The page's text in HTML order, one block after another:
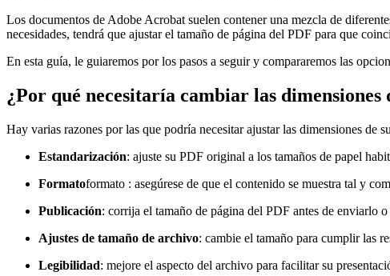
Los documentos de Adobe Acrobat suelen contener una mezcla de
necesidades, tendrá que ajustar el tamaño de página del PDF para que
En esta guía, le guiaremos por los pasos a seguir y compararemos las
¿Por qué necesitaría cambiar las dimensiones
Hay varias razones por las que podría necesitar ajustar las dimensiones de
Estandarización: ajuste su PDF original a los tamaños de papel
Formatoformato : asegúrese de que el contenido se muestra tal y
Publicación: corrija el tamaño de página del PDF antes de enviarlo
Ajustes de tamaño de archivo: cambie el tamaño para cumplir las
Legibilidad: mejore el aspecto del archivo para facilitar su